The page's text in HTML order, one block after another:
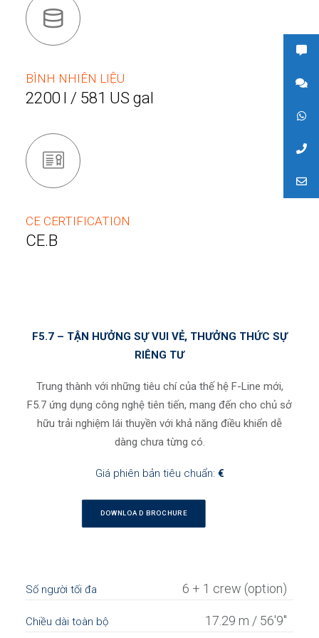
BÌNH NHIÊN LIỆU
2200 l / 581 US gal
CE CERTIFICATION
CE.B
F5.7 – TẬN HƯỞNG SỰ VUI VẺ, THƯỞNG THỨC SỰ
RIÊNG TƯ
Trung thành với những tiêu chí của thế hệ F-Line mới,
F5.7 ứng dụng công nghệ tiên tiến, mang đến cho chủ sở
hữu trải nghiệm lái thuyền với khả năng điều khiển dễ
dàng chưa từng có.
Giá phiên bản tiêu chuẩn: €
DOWNLOAD BROCHURE
Số người tối đa 6 + 1 crew (option)
Chiều dài toàn bộ 17.29 m / 56'9"